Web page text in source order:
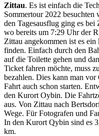
Zittau. Es ist einfach die
Sommertour 2022
den Tagesausflug ging es
wo bereits um 7:29 Uhr der
Zittau angekommen ist es
finden. Einfach durch den
auf die Toilette gehen und
Ticket fahren möchte, muss
bezahlen. Dies kann man
Fahrt auch schon starten.
den Kurort Oybin. Die
aus. Von Zittau nach
Wege. Für Fotografen und
In den Kurort Qybin sind es
km.